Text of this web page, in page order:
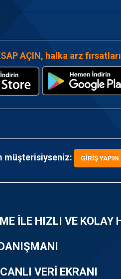
AÇIN, halka arz
müşterisiyseniz: GIRIŞ YAPIN
İLE HIZLI VE KOLAY
VERİ EKRANI